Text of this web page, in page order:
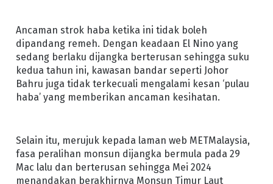
Ancaman strok haba ketika ini tidak boleh
dipandang remeh. Dengan keadaan El Nino yang
sedang berlaku dijangka berterusan sehingga suku
kedua tahun ini, kawasan bandar seperti Johor
Bahru juga tidak terkecuali mengalami kesan ‘pulau
haba’ yang memberikan ancaman kesihatan.
Selain itu, merujuk kepada laman web METMalaysia,
fasa peralihan monsun dijangka bermula pada 29
Mac lalu dan berterusan sehingga Mei 2024
menandakan berakhirnya Monsun Timur Laut